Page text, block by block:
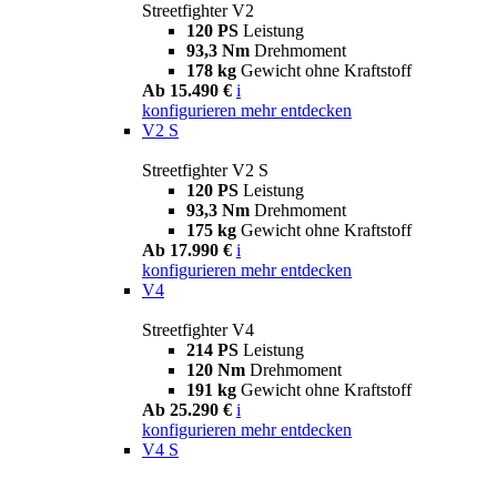
Streetfighter V2
120 PS Leistung
93,3 Nm Drehmoment
178 kg Gewicht ohne Kraftstoff
Ab 15.490 € i
konfigurieren mehr entdecken
V2 S
Streetfighter V2 S
120 PS Leistung
93,3 Nm Drehmoment
175 kg Gewicht ohne Kraftstoff
Ab 17.990 € i
konfigurieren mehr entdecken
V4
Streetfighter V4
214 PS Leistung
120 Nm Drehmoment
191 kg Gewicht ohne Kraftstoff
Ab 25.290 € i
konfigurieren mehr entdecken
V4 S